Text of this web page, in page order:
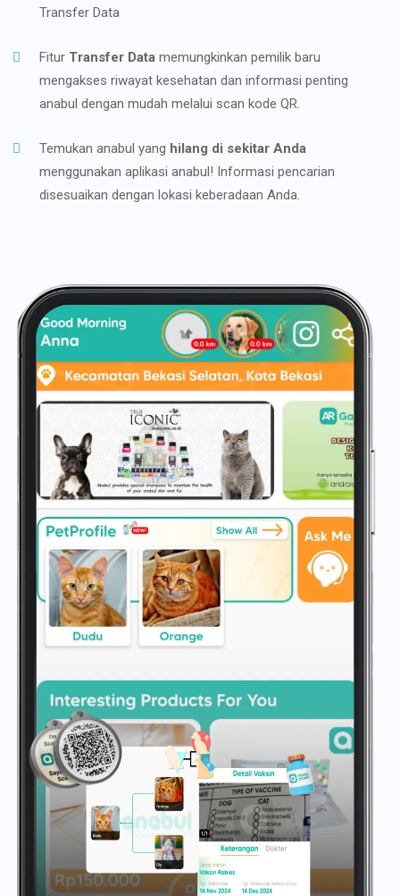
Transfer Data
Fitur Transfer Data memungkinkan pemilik baru
mengakses riwayat kesehatan dan informasi penting
anabul dengan mudah melalui scan kode QR.
Temukan anabul yang hilang di sekitar Anda
menggunakan aplikasi anabul! Informasi pencarian
disesuaikan dengan lokasi keberadaan Anda.